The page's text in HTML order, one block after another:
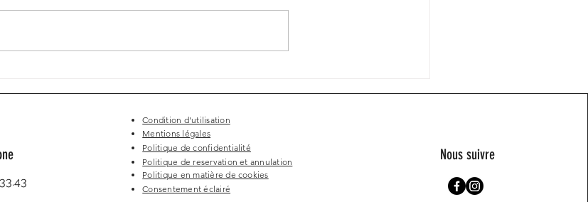
Condition d'utilisation
Mentions légales
Politique de confidentialité
Politique de reservation et annulation
Politique en matière de cookies
Consentement éclairé
Nous suivre